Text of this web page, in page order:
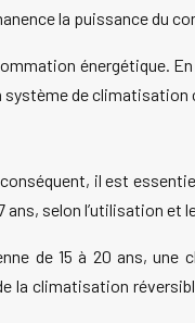
la puissance du
énergétique.
de climatisation
il est
selon l’utilisation et
de 15 à 20 ans,
climatisation